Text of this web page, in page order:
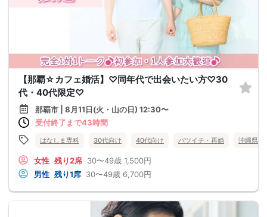
【那覇☆カフェ婚活】♡同年代で出会いたい方♡30
代・40代限定♡
那覇市 | 8月11日(火・山の日) 12:30〜
受付終了まで43時間
はなしま専科 30代向け 40代向け バツイチ・再婚 沖縄県
女性 残り2席 30〜49歳 1,500円
男性 残り1席 30〜49歳 6,700円